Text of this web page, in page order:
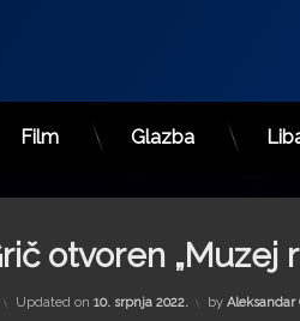
Film Glazba
otvoren „Muzej
Updated on 10. srpnja 2022. by Aleksandar